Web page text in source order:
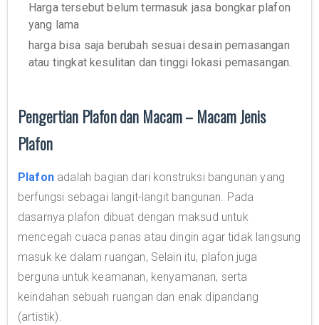
Harga tersebut belum termasuk jasa bongkar plafon
yang lama
harga bisa saja berubah sesuai desain pemasangan
atau tingkat kesulitan dan tinggi lokasi pemasangan.
Pengertian Plafon dan Macam – Macam Jenis
Plafon
Plafonadalah bagian dari konstruksi bangunan yang
berfungsi sebagai langit-langit bangunan. Pada
dasarnya plafon dibuat dengan maksud untuk
mencegah cuaca panas atau dingin agar tidak langsung
masuk ke dalam ruangan, Selain itu, plafon juga
berguna untuk keamanan, kenyamanan, serta
keindahan sebuah ruangan dan enak dipandang
(artistik).